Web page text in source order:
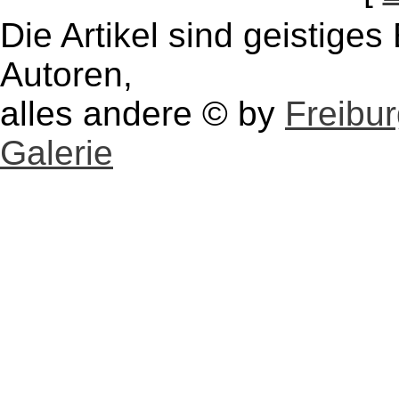
Die Artikel sind
Autoren,
alles andere © by
Galerie